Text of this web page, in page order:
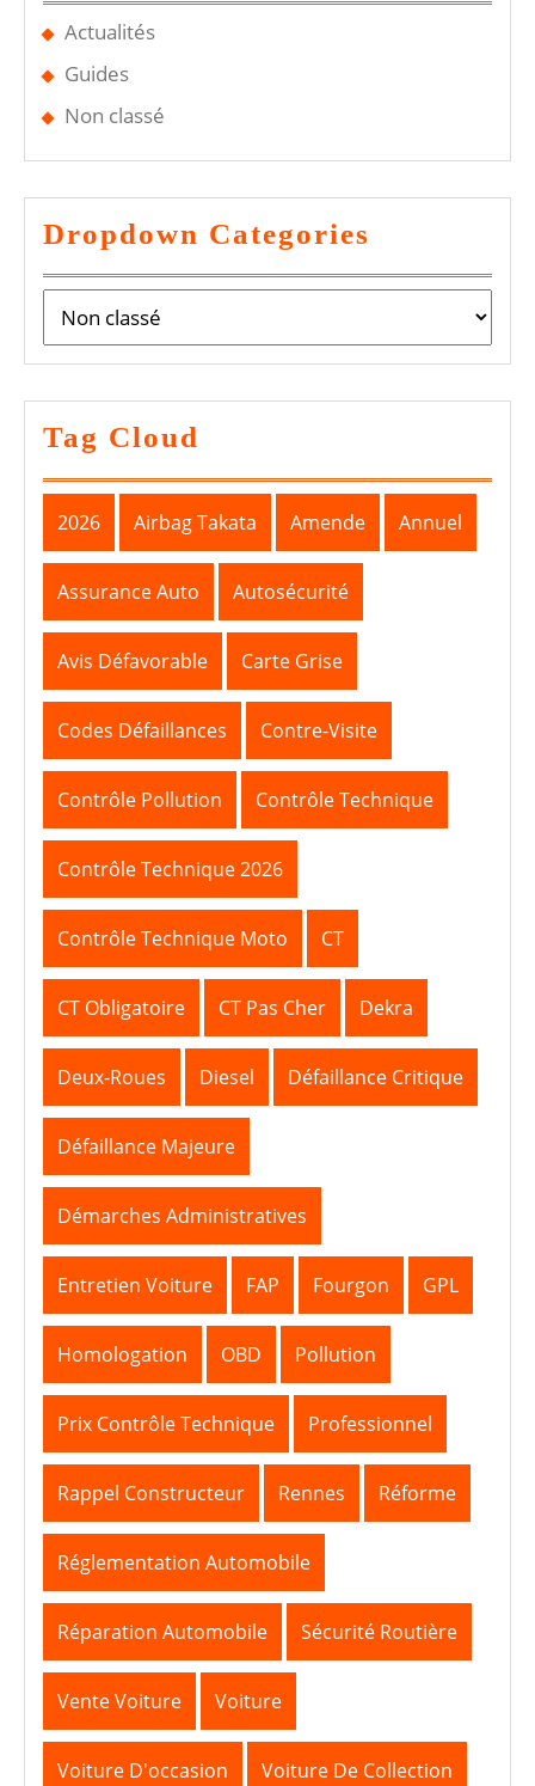
Actualités
Guides
Non classé
Dropdown Categories
Tag Cloud
2026 Airbag Takata Amende Annuel
Assurance Auto Autosécurité
Avis Défavorable Carte Grise
Codes Défaillances Contre-Visite
Contrôle Pollution Contrôle Technique
Contrôle Technique 2026
Contrôle Technique Moto CT
CT Obligatoire CT Pas Cher Dekra
Deux-Roues Diesel Défaillance Critique
Défaillance Majeure
Démarches Administratives
Entretien Voiture FAP Fourgon GPL
Homologation OBD Pollution
Prix Contrôle Technique Professionnel
Rappel Constructeur Rennes Réforme
Réglementation Automobile
Réparation Automobile Sécurité Routière
Vente Voiture Voiture
Voiture D'occasion Voiture De Collection